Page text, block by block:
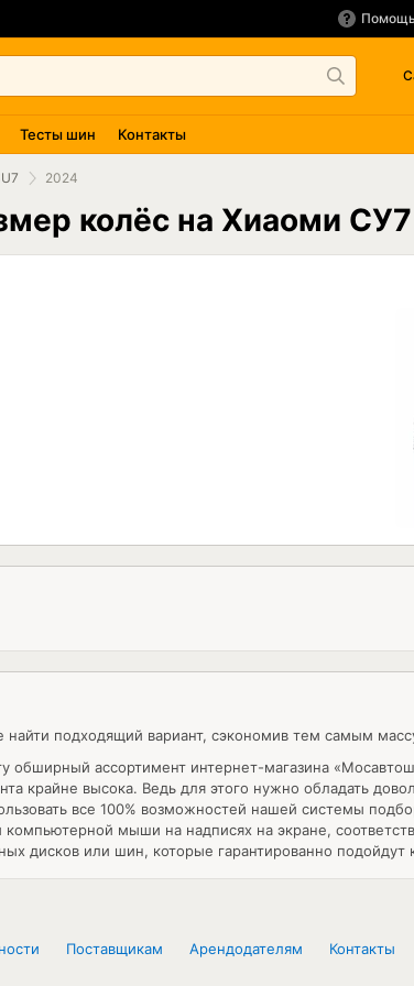
Тесты шин Контакты
2024
колёс на Хиаоми
найти подходящий вариант, сэкономив тем самым
ассортимент интернет-магазина
крайне высока. Ведь для этого нужно обладать
все 100% возможностей нашей системы
мыши на надписях на экране,
дисков или шин, которые гарантированно
Поставщикам Арендодателям Контакты